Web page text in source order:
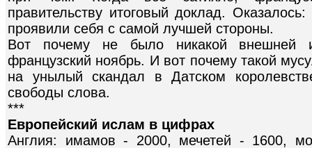
правительству итоговый доклад.
проявили себя с самой лучшей стороны.
Вот почему не было никакой внешней
французский ноябрь. И вот почему такой
на унылый скандал в Датском
свободы слова.
***
Европейский ислам в цифрах
Англия: имамов - 2000, мечетей - 1600,